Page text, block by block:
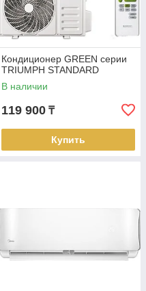
Кондиционер GREEN серии
TRIUMPH STANDARD
В наличии
119 900 ₸
Купить